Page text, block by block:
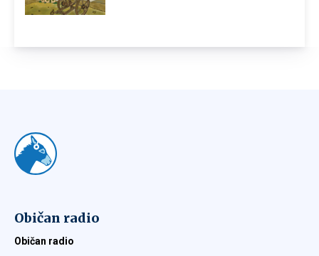
Običan radio
Običan radio